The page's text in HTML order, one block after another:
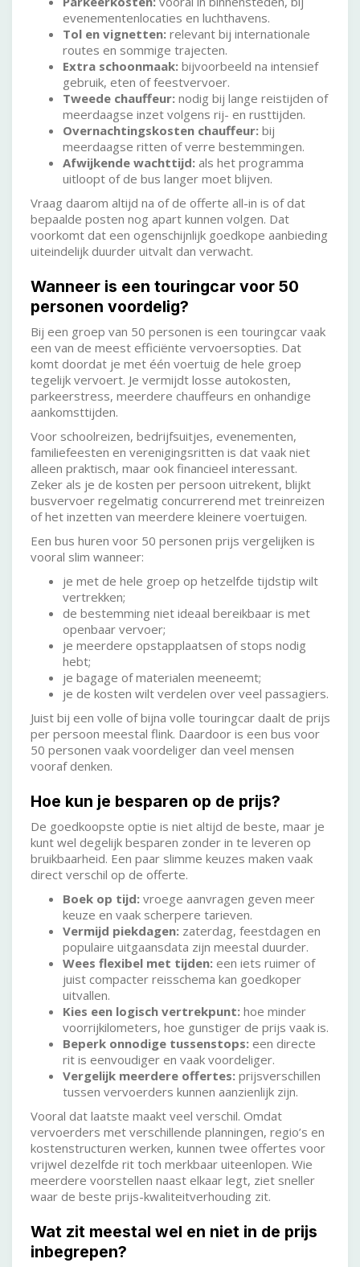
evenementenlocaties en luchthavens.
Tol en vignetten: relevant bij internationale
routes en sommige trajecten.
Extra schoonmaak: bijvoorbeeld na intensief
gebruik, eten of feestvervoer.
Tweede chauffeur: nodig bij lange reistijden of
meerdaagse inzet volgens rij- en rusttijden.
Overnachtingskosten chauffeur: bij
meerdaagse ritten of verre bestemmingen.
Afwijkende wachttijd: als het programma
uitloopt of de bus langer moet blijven.
Vraag daarom altijd na of de offerte all-in is of dat
bepaalde posten nog apart kunnen volgen. Dat
voorkomt dat een ogenschijnlijk goedkope aanbieding
uiteindelijk duurder uitvalt dan verwacht.
Wanneer is een touringcar voor 50
personen voordelig?
Bij een groep van 50 personen is een touringcar vaak
een van de meest efficiënte vervoersopties. Dat
komt doordat je met één voertuig de hele groep
tegelijk vervoert. Je vermijdt losse autokosten,
parkeerstress, meerdere chauffeurs en onhandige
aankomsttijden.
Voor schoolreizen, bedrijfsuitjes, evenementen,
familiefeesten en verenigingsritten is dat vaak niet
alleen praktisch, maar ook financieel interessant.
Zeker als je de kosten per persoon uitrekent, blijkt
busvervoer regelmatig concurrerend met treinreizen
of het inzetten van meerdere kleinere voertuigen.
Een bus huren voor 50 personen prijs vergelijken is
vooral slim wanneer:
je met de hele groep op hetzelfde tijdstip wilt
vertrekken;
de bestemming niet ideaal bereikbaar is met
openbaar vervoer;
je meerdere opstapplaatsen of stops nodig
hebt;
je bagage of materialen meeneemt;
je de kosten wilt verdelen over veel passagiers.
Juist bij een volle of bijna volle touringcar daalt de prijs
per persoon meestal flink. Daardoor is een bus voor
50 personen vaak voordeliger dan veel mensen
vooraf denken.
Hoe kun je besparen op de prijs?
De goedkoopste optie is niet altijd de beste, maar je
kunt wel degelijk besparen zonder in te leveren op
bruikbaarheid. Een paar slimme keuzes maken vaak
direct verschil op de offerte.
Boek op tijd: vroege aanvragen geven meer
keuze en vaak scherpere tarieven.
Vermijd piekdagen: zaterdag, feestdagen en
populaire uitgaansdata zijn meestal duurder.
Wees flexibel met tijden: een iets ruimer of
juist compacter reisschema kan goedkoper
uitvallen.
Kies een logisch vertrekpunt: hoe minder
voorrijkilometers, hoe gunstiger de prijs vaak is.
Beperk onnodige tussenstops: een directe
rit is eenvoudiger en vaak voordeliger.
Vergelijk meerdere offertes: prijsverschillen
tussen vervoerders kunnen aanzienlijk zijn.
Vooral dat laatste maakt veel verschil. Omdat
vervoerders met verschillende planningen, regio’s en
kostenstructuren werken, kunnen twee offertes voor
vrijwel dezelfde rit toch merkbaar uiteenlopen. Wie
meerdere voorstellen naast elkaar legt, ziet sneller
waar de beste prijs-kwaliteitverhouding zit.
Wat zit meestal wel en niet in de prijs
inbegrepen?